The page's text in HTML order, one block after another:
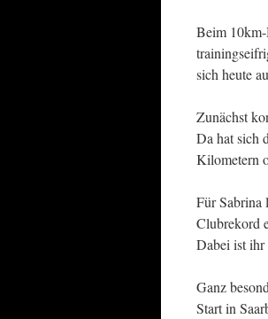
Beim
sich heute
Zunächst
Da hat sich
Kilometern
Für Sabrina
Clubrekord
Dabei ist ihr
Ganz
Start in